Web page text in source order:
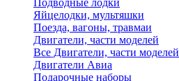
Подводные лодки
Яйцелодки, мультяшки
Поезда, вагоны, травмаи
Двигатели, части моделей
Все Двигатели, части моделей
Двигатели Авиа
Подарочные наборы